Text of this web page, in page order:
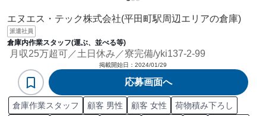
エヌエス・テック株式会社(平田町駅周辺エリアの倉庫)
派遣社員
倉庫内作業スタッフ(運ぶ、並べる等)
月収25万超可／土日休み／寮完備/yki137-2-99
掲載開始日： 2024/01/29
応募画面へ
倉庫作業スタッフ 顧客 男性 顧客 女性
荷物積み下ろし